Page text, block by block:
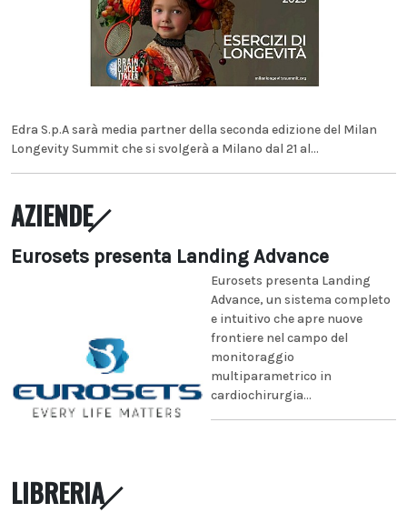
Edra S.p.A sarà media partner della seconda edizione del Milan
Longevity Summit che si svolgerà a Milano dal 21 al...
AZIENDE
Eurosets presenta Landing Advance
Eurosets presenta Landing
Advance, un sistema completo
e intuitivo che apre nuove
frontiere nel campo del
monitoraggio
multiparametrico in
cardiochirurgia...
LIBRERIA